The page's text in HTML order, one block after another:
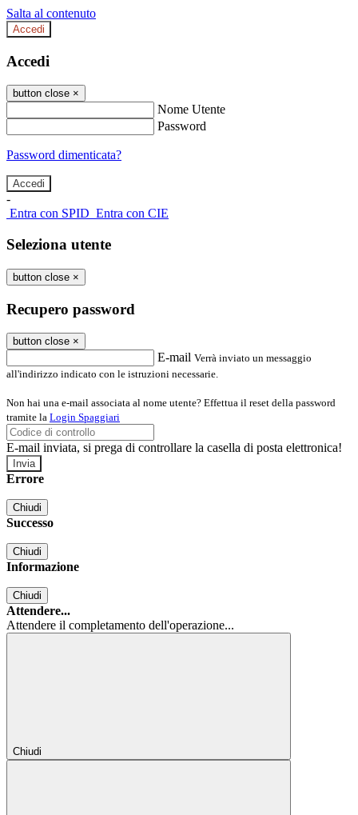
Salta al contenuto
Accedi
Accedi
button close ×
Nome Utente
Password
Password dimenticata?
-
Entra con SPID Entra con CIE
Seleziona utente
button close ×
Recupero password
button close ×
E-mail Verrà inviato un messaggio
all'indirizzo indicato con le istruzioni necessarie.
Non hai una e-mail associata al nome utente? Effettua il reset della password
tramite la Login Spaggiari
E-mail inviata, si prega di controllare la casella di posta elettronica!
Errore
Chiudi
Successo
Chiudi
Informazione
Chiudi
Attendere...
Attendere il completamento dell'operazione...
Chiudi